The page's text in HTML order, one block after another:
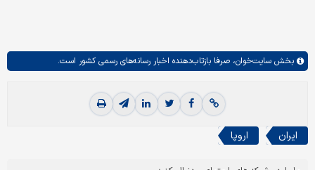
بخش سایت‌خوان، صرفا بازتاب‌دهنده اخبار رسانه‌های رسمی کشور است.
ایران اروپا